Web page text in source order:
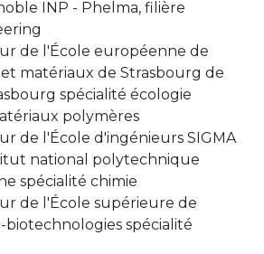
INP - Phelma, filière
de l'École européenne de
matériaux de Strasbourg de
spécialité écologie
polymères
de l'École d'ingénieurs SIGMA
national polytechnique
spécialité chimie
de l'École supérieure de
biotechnologies spécialité